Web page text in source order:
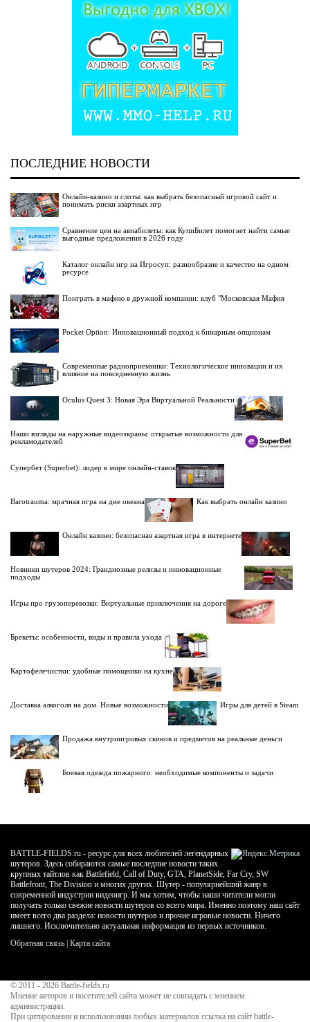
ПОСЛЕДНИЕ НОВОСТИ
Онлайн-казино и слоты: как выбрать безопасный игровой сайт и
понимать риски азартных игр
Сравнение цен на авиабилеты: как КупиБилет помогает найти самые
выгодные предложения в 2026 году
Каталог онлайн игр на Игросуп: разнообразие и качество на одном
ресурсе
Поиграть в мафию в дружной компании: клуб "Московская Мафия
Pocket Option: Инновационный подход к бинарным опционам
Современные радиоприемники: Технологические инновации и их
влияние на повседневную жизнь
Oculus Quest 3: Новая Эра Виртуальной Реальности
Наши взгляды на наружные видеоэкраны: открытые возможности для
рекламодателей
Супербет (Superbet): лидер в мире онлайн-ставок
Barotrauma: мрачная игра на дне океана Как выбрать онлайн казино
Онлайн казино: безопасная азартная игра в интернете
Новинки шутеров 2024: Грандиозные релизы и инновационные
подходы
Игры про грузоперевозки: Виртуальные приключения на дороге
Брекеты: особенности, виды и правила ухода
Картофелечистки: удобные помощники на кухне
Доставка алкоголя на дом. Новые возможности Игры для детей в Steam
Продажа внутриигровых скинов и предметов на реальные деньги
Боевая одежда пожарного: необходимые компоненты и задачи
BATTLE-FIELDS.ru - ресурс для всех любителей легендарных
шутеров. Здесь собираются самые последние новости таких
крупных тайтлов как Battlefield, Call of Duty, GTA, PlanetSide, Far Cry, SW
Battlefront, The Division и многих других. Шутер - популярнейший жанр в
современной индустрии видеоигр. И мы хотим, чтобы наши читатели могли
получать только свежие новости шутеров со всего мира. Именно поэтому наш сайт
имеет всего два раздела: новости шутеров и прочие игровые новости. Ничего
лишнего. Исключительно актуальная информация из первых источников.
Обратная связь Карта сайта
© 2011 - 2026 Battle-fields.ru
Мнение авторов и посетителей сайта может не совпадать с мнением
администрации.
При цитировании и использовании любых материалов ссылка на сайт battle-